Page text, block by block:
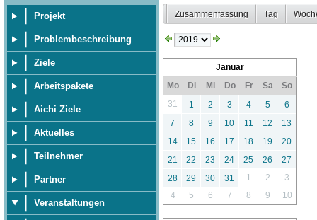
Projekt
Problembeschreibung
Ziele
Arbeitspakete
Aichi Ziele
Aktuelles
Teilnehmer
Partner
Veranstaltungen
Zusammenfassung Tag
Januar
Mo
Di Mi Do Fr Sa
So
31
1 2 3 4 5
6
7
8 9 10 11 12
13
14
15 16 17 18 19
20
21
22 23 24 25 26
27
28
29 30 31 1 2
3
4
5 6 7 8 9 10